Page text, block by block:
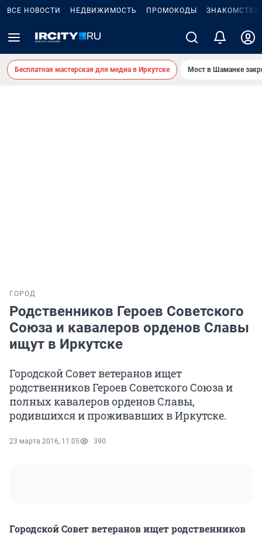
ВСЕ НОВОСТИ НЕДВИЖИМОСТЬ ПРОМОКОДЫ ЗНАКОМСТВА
Бесплатная мастерская для медиа в Иркутске Мост в Шаманке
ГОРОД
Родственников Героев Советского
Союза и кавалеров орденов Славы
ищут в Иркутске
Городской Совет ветеранов ищет
родственников Героев Советского Союза и
полных кавалеров орденов Славы,
родившихся и проживавших в Иркутске.
23 марта 2016, 11:05 390
Городской Совет ветеранов ищет родственников